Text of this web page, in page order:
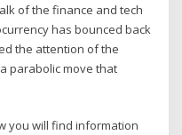
of the finance and tech
has bounced back
the attention of the
parabolic move that
you will find information